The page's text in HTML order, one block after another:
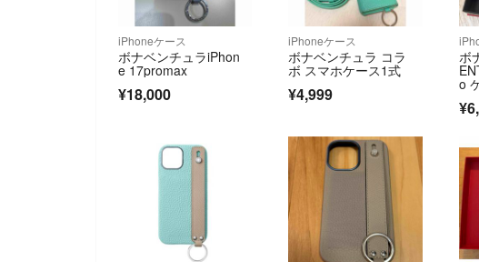
iPhoneケース
ボナベンチュラiPhon
e 17promax
¥18,000
iPhoneケース
ボナベンチュラ コラ
ボ スマホケース1式
¥4,999
ボ
o